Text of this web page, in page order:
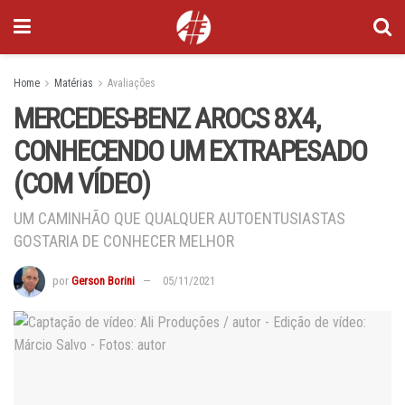
Home Matérias Avaliações
MERCEDES-BENZ AROCS 8X4,
CONHECENDO UM EXTRAPESADO
(COM VÍDEO)
UM CAMINHÃO QUE QUALQUER AUTOENTUSIASTAS
GOSTARIA DE CONHECER MELHOR
por Gerson Borini 05/11/2021